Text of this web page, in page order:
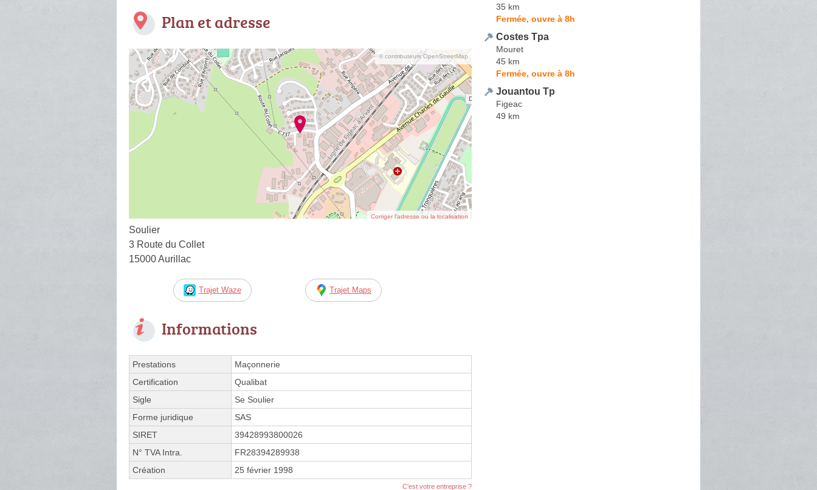
Plan et adresse
© contributeurs OpenStreetMap
Corriger l’adresse ou la localisation
Soulier
3 Route du Collet
15000 Aurillac
Trajet Waze Trajet Maps
Informations
Prestations
Maçonnerie
Certification
Qualibat
Sigle
Se Soulier
Forme juridique
SAS
SIRET
39428993800026
N° TVA Intra.
FR28394289938
Création
25 février 1998
C'est votre entreprise ?
35 km
Fermée, ouvre à 8h
Costes Tpa
Mouret
45 km
Fermée, ouvre à 8h
Jouantou Tp
Figeac
49 km